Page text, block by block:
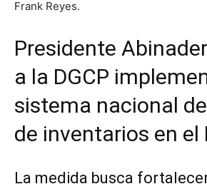
Frank Reyes.
Presidente
a la DGCP
sistema nacional
de inventarios en el
La medida busca